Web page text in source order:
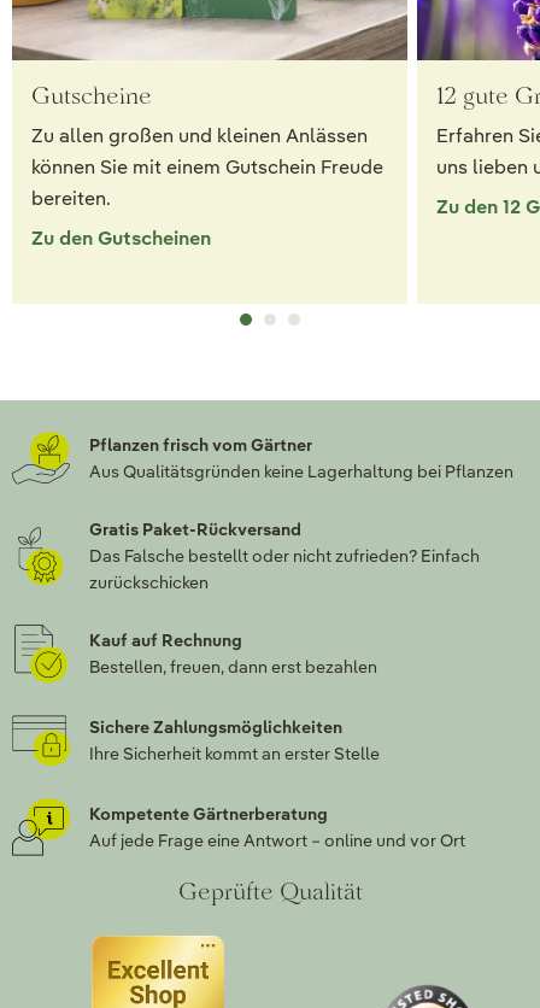
Gutscheine
Zu allen großen und kleinen Anlässen
können Sie mit einem Gutschein Freude
bereiten.
Zu den Gutscheinen
12 gute
Erfahren
uns lieben
Zu den 12
Pflanzen frisch vom Gärtner
Aus Qualitätsgründen keine Lagerhaltung bei Pflanzen
Gratis Paket-Rückversand
Das Falsche bestellt oder nicht zufrieden? Einfach
zurückschicken
Kauf auf Rechnung
Bestellen, freuen, dann erst bezahlen
Sichere Zahlungsmöglichkeiten
Ihre Sicherheit kommt an erster Stelle
Kompetente Gärtnerberatung
Auf jede Frage eine Antwort – online und vor Ort
Geprüfte Qualität